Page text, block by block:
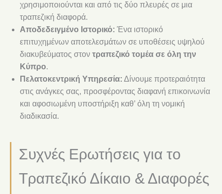
χρησιμοποιούνται και από τις δύο πλευρές σε μια
τραπεζική διαφορά.
Αποδεδειγμένο Ιστορικό: Ένα ιστορικό
επιτυχημένων αποτελεσμάτων σε υποθέσεις υψηλού
διακυβεύματος στον τραπεζικό τομέα σε όλη την
Κύπρο.
Πελατοκεντρική Υπηρεσία: Δίνουμε προτεραιότητα
στις ανάγκες σας, προσφέροντας διαφανή επικοινωνία
και αφοσιωμένη υποστήριξη καθ’ όλη τη νομική
διαδικασία.
Συχνές Ερωτήσεις για το
Τραπεζικό Δίκαιο & Διαφορές